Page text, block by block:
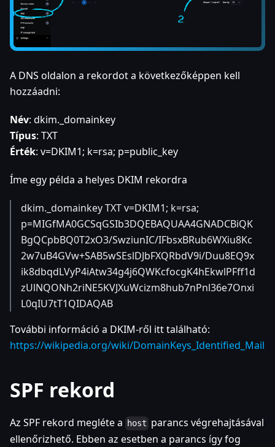
A DNS oldalon a rekordot a következőképpen kell
hozzáadni:
Név: dkim._domainkey
Típus: TXT
Érték: v=DKIM1; k=rsa; p=public_key
Íme egy példa a helyes DKIM rekordra
dkim._domainkey TXT v=DKIM1; k=rsa;
p=MIGfMA0GCSqGSIb3DQEBAQUAA4GNADCBiQK
BgQCpbBQ0T2xO3/SwziunIC/IFbsxBRub6WXiu8Kc
2w7uB4GVw+SAB5wSEslDJbFXQRbdV9i/Duu8EQ9x
ik8dbqdLVyP4iAtw34g4j6QWKcfocgK4hEkwlPFff1d
zUlNQONh2riNE5KVJXuWcizm8hub7nPnl36e7Onxi
L0qIU7tT1QIDAQAB
További információ a DKIM-ről itt található:
https://wikipedia.org/wiki/DomainKeys_Identified_Mail
SPF rekord
Az SPF rekord megléte a host parancs végrehajtásával
ellenőrizhető. Ebben az esetben a parancs így fog